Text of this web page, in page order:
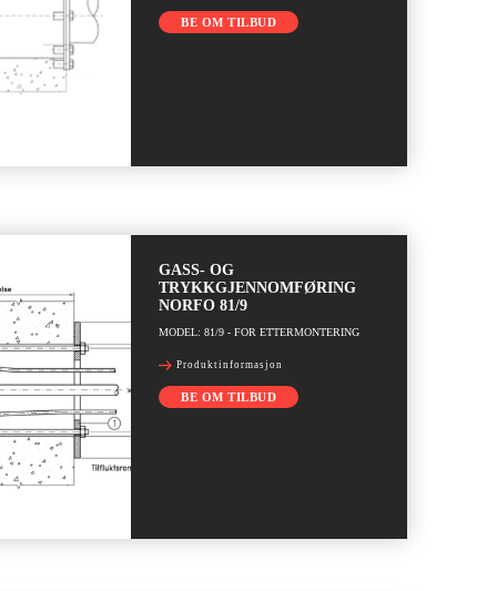
BE OM TILBUD
GASS- OG
TRYKKGJENNOMFØRING
NORFO 81/9
MODEL: 81/9 - FOR ETTERMONTERING
Produktinformasjon
BE OM TILBUD